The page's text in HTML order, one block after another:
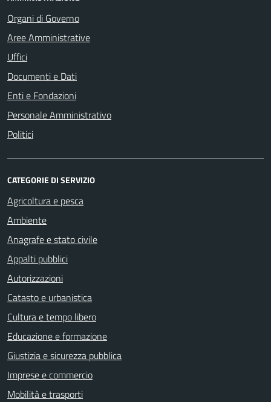
Organi di Governo
Aree Amministrative
Uffici
Documenti e Dati
Enti e Fondazioni
Personale Amministrativo
Politici
CATEGORIE DI SERVIZIO
Agricoltura e pesca
Ambiente
Anagrafe e stato civile
Appalti pubblici
Autorizzazioni
Catasto e urbanistica
Cultura e tempo libero
Educazione e formazione
Giustizia e sicurezza pubblica
Imprese e commercio
Mobilità e trasporti